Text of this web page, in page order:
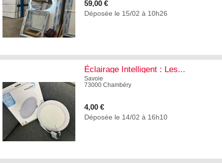
59,00 €
Déposée le 15/02 à 10h26
Éclairage Intelligent : Les...
Savoie
73000 Chambéry
4,00 €
Déposée le 14/02 à 16h10